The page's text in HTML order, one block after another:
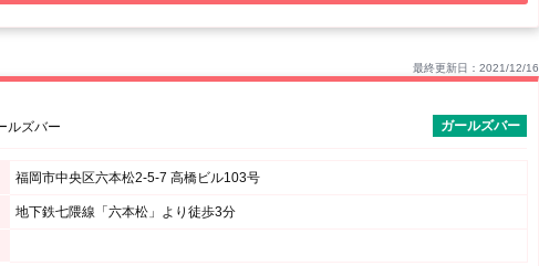
最終更新日：2021/12/16
ルズバー ガールズバー
福岡市中央区六本松2-5-7 高橋ビル103号
地下鉄七隈線「六本松」より徒歩3分